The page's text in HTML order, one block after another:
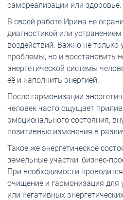
самореализации или здоровье.
В своей работе Ирина не
диагностикой или
воздействий. Важно не только
проблемы, но и восстановить
энергетической системы
её и наполнить энергией.
После гармонизации
человек часто ощущает
эмоционального состояния,
позитивные изменения в
Такое же энергетическое
земельные участки, бизнес-
При необходимости
очищение и гармонизация для
или негативных